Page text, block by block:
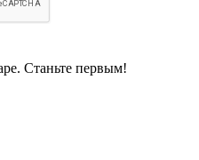
Станьте первым!